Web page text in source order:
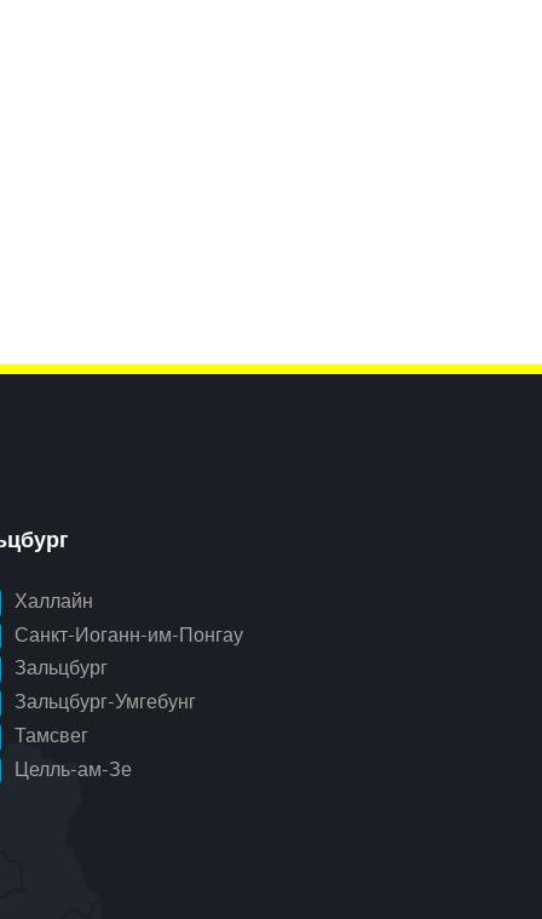
Халлайн
Санкт-Иоганн-им-Понгау
Зальцбург
Зальцбург-Умгебунг
Тамсвег
Целль-ам-Зе